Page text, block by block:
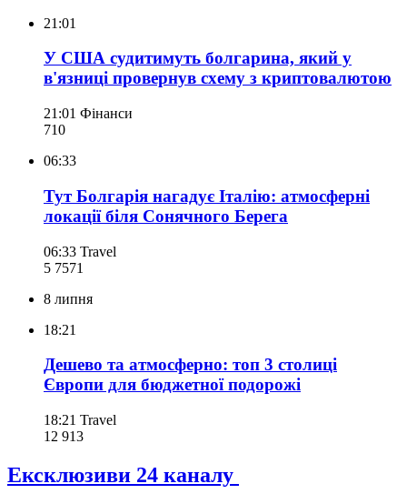
21:01
У США судитимуть болгарина, який у
в'язниці провернув схему з криптовалютою
21:01 Фінанси
710
06:33
Тут Болгарія нагадує Італію: атмосферні
локації біля Сонячного Берега
06:33 Travel
5 7571
8 липня
18:21
Дешево та атмосферно: топ 3 столиці
Європи для бюджетної подорожі
18:21 Travel
12 913
Ексклюзиви 24 каналу